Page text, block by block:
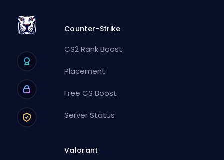
Counter-Strike
CS2 Rank Boost
Placement
Free CS Boost
Server Status
Valorant